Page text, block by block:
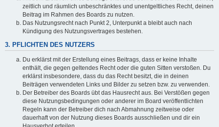
zeitlich und räumlich unbeschränktes und unentgeltliches Recht, deinen
Beitrag im Rahmen des Boards zu nutzen.
Das Nutzungsrecht nach Punkt 2, Unterpunkt a bleibt auch nach
Kündigung des Nutzungsvertrages bestehen.
3. PFLICHTEN DES NUTZERS
Du erklärst mit der Erstellung eines Beitrags, dass er keine Inhalte
enthält, die gegen geltendes Recht oder die guten Sitten verstoßen. Du
erklärst insbesondere, dass du das Recht besitzt, die in deinen
Beiträgen verwendeten Links und Bilder zu setzen bzw. zu verwenden.
Der Betreiber des Boards übt das Hausrecht aus. Bei Verstößen gegen
diese Nutzungsbedingungen oder anderer im Board veröffentlichten
Regeln kann der Betreiber dich nach Abmahnung zeitweise oder
dauerhaft von der Nutzung dieses Boards ausschließen und dir ein